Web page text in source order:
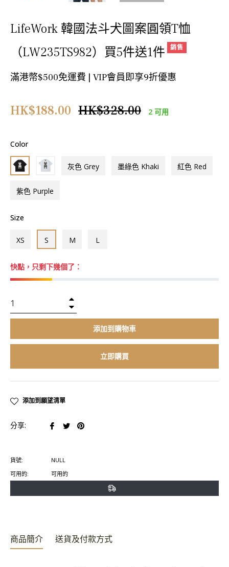
LifeWork 韓國法斗犬圖案圓領T恤
（LW235TS982）買5件送1件
銷售
滿港幣$500免運費 | VIP會員即享9折優惠
HK$188.00
正
HK$328.00 2 可用
Color
灰色 Grey 墨綠色 Khaki 紅色 Red
紫色 Purple
Size
XS S M L
快點，只剩下幾個了：
添加到購物車
立即購買
添加到願望清單
分享:
在
上
分
在 在
貨號:
NULL
可用的:
可用的
商品簡介 送貨及付款方式